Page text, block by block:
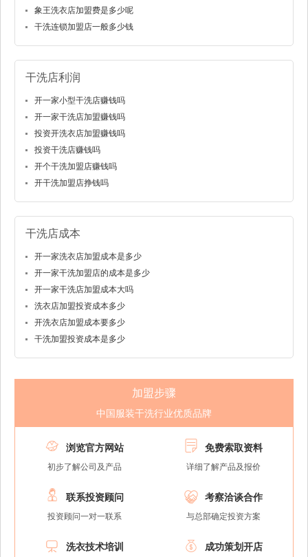
象王洗衣店加盟费是多少呢
干洗连锁加盟店一般多少钱
干洗店利润
开一家小型干洗店赚钱吗
开一家干洗店加盟赚钱吗
投资开洗衣店加盟赚钱吗
投资干洗店赚钱吗
开个干洗加盟店赚钱吗
开干洗加盟店挣钱吗
干洗店成本
开一家洗衣店加盟成本是多少
开一家干洗加盟店的成本是多少
开一家干洗店加盟成本大吗
洗衣店加盟投资成本多少
开洗衣店加盟成本要多少
干洗加盟投资成本是多少
加盟步骤
中国服装干洗行业优质品牌
 浏览官方网站
初步了解公司及产品
 免费索取资料
详细了解产品及报价
 联系投资顾问
投资顾问一对一联系
 考察洽谈合作
与总部确定投资方案
 洗衣技术培训  成功策划开店